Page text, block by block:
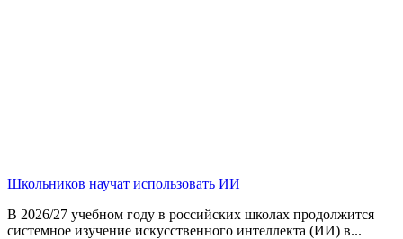
Школьников научат использовать ИИ
В 2026/27 учебном году в российских школах продолжится
системное изучение искусственного интеллекта (ИИ) в...